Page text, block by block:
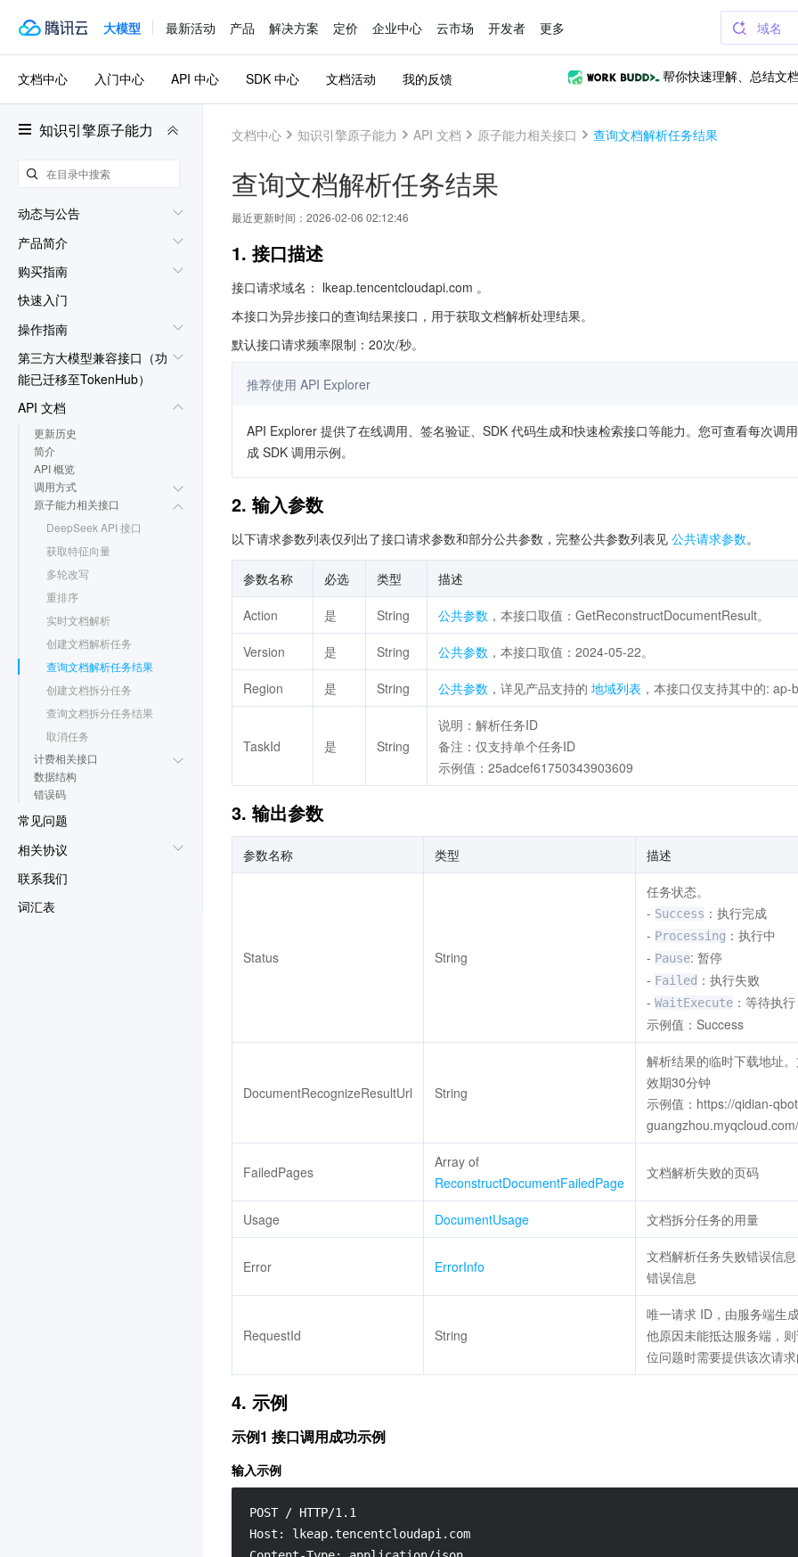
大模型 最新活动 产品 解决方案 定价 企业中心 云市场 开发者 更多 域名
知识引擎原子能力
动态与公告
产品简介
购买指南
快速入门
操作指南
第三方大模型兼容接口（功
能已迁移至TokenHub）
API 文档
更新历史
简介
API 概览
调用方式
原子能力相关接口
DeepSeek API 接口
获取特征向量
多轮改写
重排序
实时文档解析
创建文档解析任务
查询文档解析任务结果
创建文档拆分任务
查询文档拆分任务结果
取消任务
计费相关接口
数据结构
错误码
常见问题
相关协议
联系我们
词汇表
文档中心 入门中心 API 中心 SDK 中心 文档活动 我的反馈 帮你快速理解、总结文档
文档中心 知识引擎原子能力 API 文档 原子能力相关接口 查询文档解析任务结果
查询文档解析任务结果
最近更新时间： 2026-02-06 02:12:46
1. 接口描述
接口请求域名： lkeap.tencentcloudapi.com 。
本接口为异步接口的查询结果接口，用于获取文档解析处理结果。
默认接口请求频率限制：20次/秒。
推荐使用 API Explorer
API Explorer 提供了在线调用、签名验证、SDK 代码生成和快速检索接口等能力。您可查看每次调
成 SDK 调用示例。
2. 输入参数
以下请求参数列表仅列出了接口请求参数和部分公共参数，完整公共参数列表见 公共请求参数。
参数名称 必选 类型 描述
Action 是 String 公共参数 ，本接口取值：GetReconstructDocumentResult。
Version 是 String 公共参数 ，本接口取值：2024-05-22。
Region 是 String 公共参数 ，详见产品支持的 地域列表 ，本接口仅支持其中的: ap-
TaskId 是 String
说明：解析任务ID
备注：仅支持单个任务ID
示例值：25adcef61750343903609
3. 输出参数
参数名称 类型 描述
Status String
任务状态。
- Success ：执行完成
- Processing ：执行中
- Pause: 暂停
- Failed ：执行失败
- WaitExecute ：等待执行
示例值：Success
DocumentRecognizeResultUrl String
解析结果的临时下载地址
效期30分钟
示例值：https://qidian-
FailedPages
Array of
ReconstructDocumentFailedPage
文档解析失败的页码
Usage DocumentUsage 文档拆分任务的用量
Error ErrorInfo
文档解析任务失败错误信
错误信息
RequestId String
唯一请求 ID，由服务端生
他原因未能抵达服务端，
位问题时需要提供该次请求
4. 示例
示例1 接口调用成功示例
输入示例
POST / HTTP/1.1
Host: lkeap.tencentcloudapi.com